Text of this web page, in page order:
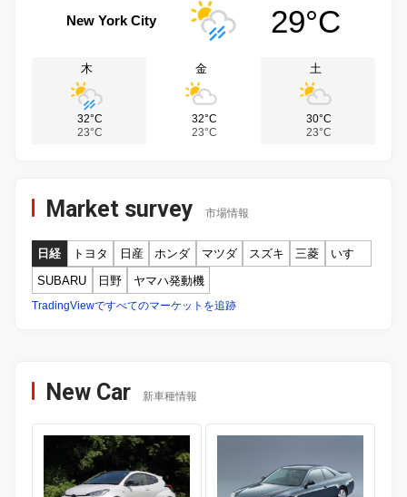
New York City 29°C
木
32°C
23°C
金
32°C
23°C
土
30°C
23°C
Market survey 市場情報
日経 トヨタ 日産 ホンダ マツダ スズキ 三菱
いすゞ
SUBARU
日野 ヤマハ発動機
TradingViewですべてのマーケットを追跡
New Car 新車種情報